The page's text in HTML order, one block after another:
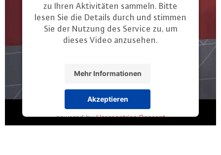
zu Ihren Aktivitäten sammeln. Bitte
lesen Sie die Details durch und stimmen
Sie der Nutzung des Service zu, um
dieses Video anzusehen.
Mehr Informationen
Akzeptieren
powered byUsercentrics Consent
Management Platform